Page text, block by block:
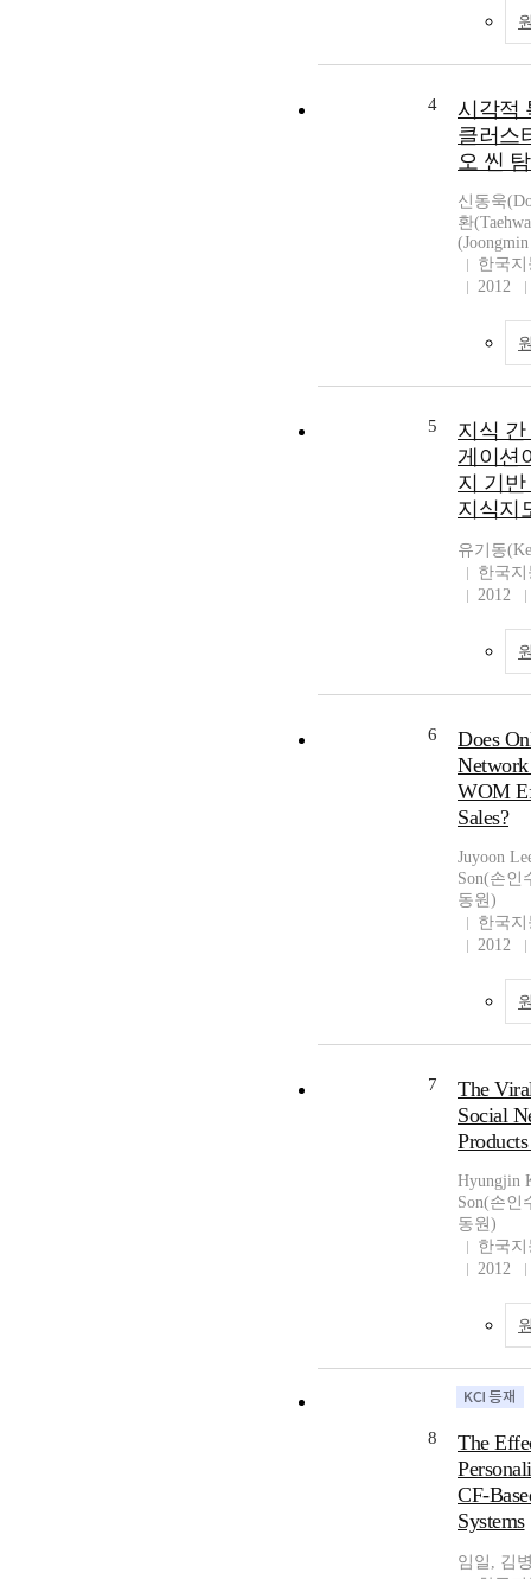
4
시각적
클러스
오 씬
신동욱
환
한국
2012
5
지식
게이션
지 기
지식지
유기동
한국
2012
6
Does
WOM
Sales?
Juyoon
Son(손인
동원)
한국
2012
7
The
Social
Hyungjin
Son(손인
동원)
한국
2012
8
The
CF-
Systems
임일, 김